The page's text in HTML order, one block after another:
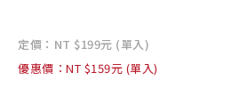
定價：NT $199元 (單入)
優惠價：NT $159元 (單入)